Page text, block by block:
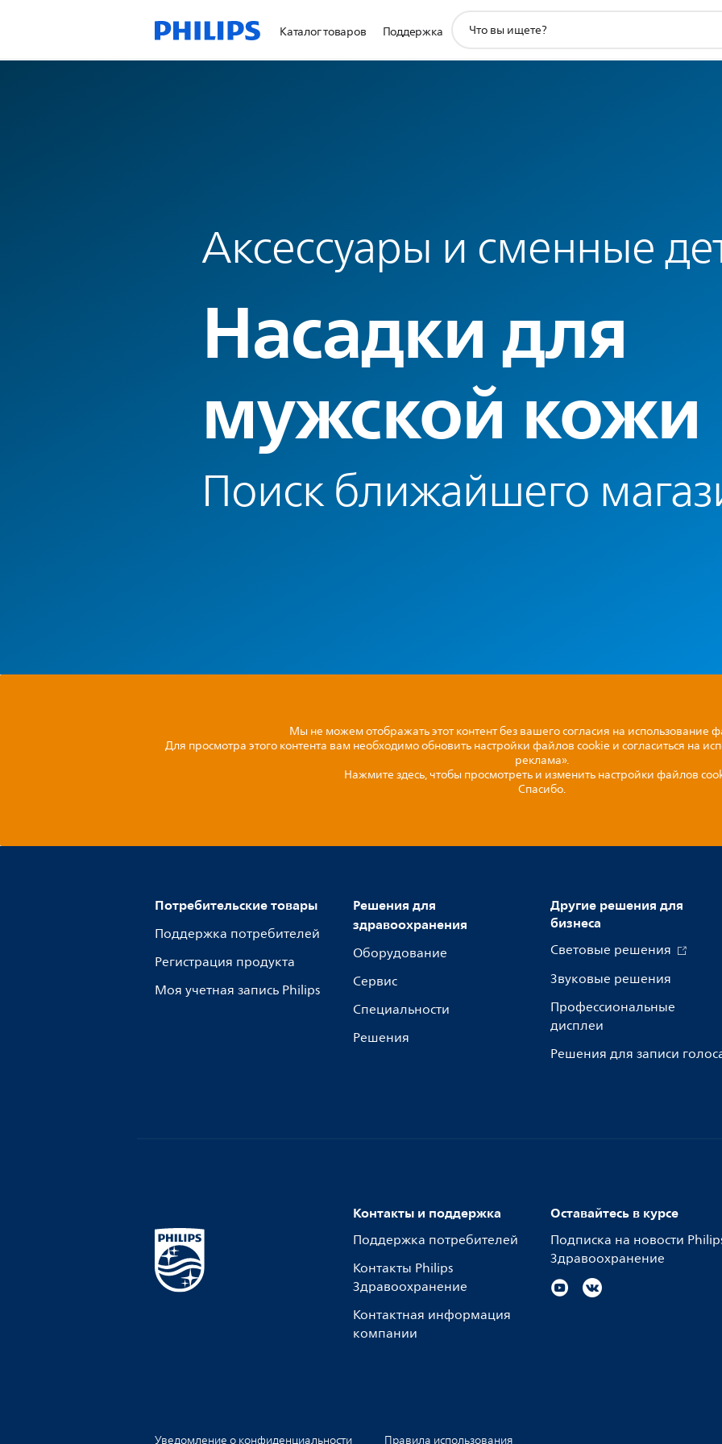
Каталог товаров Поддержка
поддержки
Аксессуары и сменные
Насадки для
мужской кожи
Поиск ближайшего
Мы не можем отображать этот контент без вашего согласия на использование
Для просмотра этого контента вам необходимо обновить настройки файлов cookie и согласиться на
реклама».
Нажмите здесь, чтобы просмотреть и изменить настройки файлов
Спасибо.
Потребительские товары
Поддержка потребителей
Регистрация продукта
Моя учетная запись Philips
Решения для
здравоохранения
Оборудование
Сервис
Специальности
Решения
Другие решения для
бизнеса
Световые решения
Звуковые решения
Профессиональные
дисплеи
Решения для записи
Контакты и поддержка
Поддержка потребителей
Контакты Philips
Здравоохранение
Контактная информация
компании
Оставайтесь в курсе
Подписка на новости
Здравоохранение